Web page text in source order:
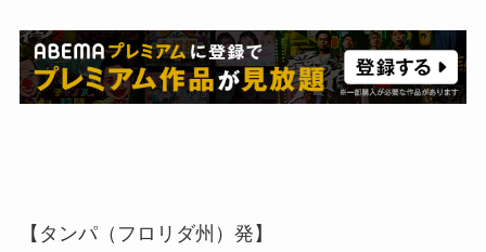
【タンパ（フロリダ州）発】